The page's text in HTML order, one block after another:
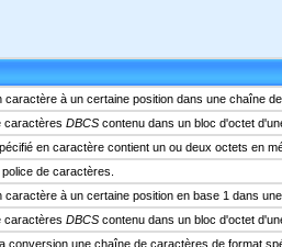
caractère à un certaine position dans une chaîne
caractères DBCS contenu dans un bloc d'octet
en caractère contient un ou deux octets en
de caractères.
caractère à un certaine position en base 1 dans
caractères DBCS contenu dans un bloc d'octet
conversion une chaîne de caractères de format